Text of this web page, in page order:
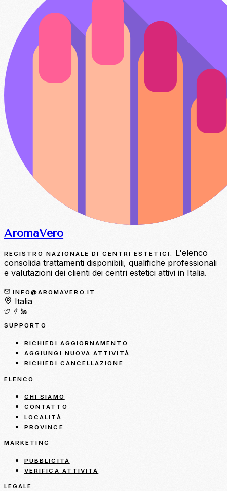
AromaVero
REGISTRO NAZIONALE DI CENTRI ESTETICI.
L'elenco
consolida trattamenti disponibili, qualifiche professionali
e valutazioni dei clienti dei centri estetici attivi in Italia.
INFO@AROMAVERO.IT
Italia
SUPPORTO
RICHIEDI AGGIORNAMENTO
AGGIUNGI NUOVA ATTIVITÀ
RICHIEDI CANCELLAZIONE
ELENCO
CHI SIAMO
CONTATTO
LOCALITÀ
PROVINCE
MARKETING
PUBBLICITÀ
VERIFICA ATTIVITÀ
LEGALE